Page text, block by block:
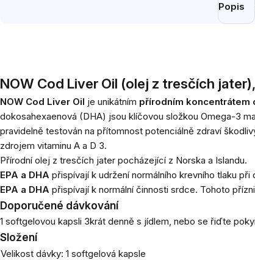
Popis
NOW Cod Liver Oil (olej z tresčích
NOW Cod Liver Oil je unikátním přírodním koncentrátem
dokosahexaenová (DHA) jsou klíčovou složkou Omega-3
pravidelně testován na přítomnost potenciálně zdraví
zdrojem vitaminu A a D 3.
Přírodní olej z tresčích jater pocházející z Norska a Islandu.
EPA a DHA přispívají k udržení normálního krevního tlaku
EPA a DHA přispívají k normální činnosti srdce. Tohoto
Doporučené dávkování
1 softgelovou kapsli 3krát denně s jídlem, nebo se řiďte
Složení
Velikost dávky: 1 softgelová kapsle